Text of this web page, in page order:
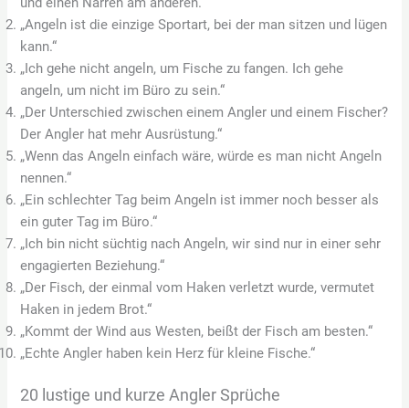
„Angeln ist die einzige Sportart, bei der man sitzen und lügen
kann.“
„Ich gehe nicht angeln, um Fische zu fangen. Ich gehe
angeln, um nicht im Büro zu sein.“
„Der Unterschied zwischen einem Angler und einem Fischer?
Der Angler hat mehr Ausrüstung.“
„Wenn das Angeln einfach wäre, würde es man nicht Angeln
nennen.“
„Ein schlechter Tag beim Angeln ist immer noch besser als
ein guter Tag im Büro.“
„Ich bin nicht süchtig nach Angeln, wir sind nur in einer sehr
engagierten Beziehung.“
„Der Fisch, der einmal vom Haken verletzt wurde, vermutet
Haken in jedem Brot.“
„Kommt der Wind aus Westen, beißt der Fisch am besten.“
„Echte Angler haben kein Herz für kleine Fische.“
20 lustige und kurze Angler Sprüche